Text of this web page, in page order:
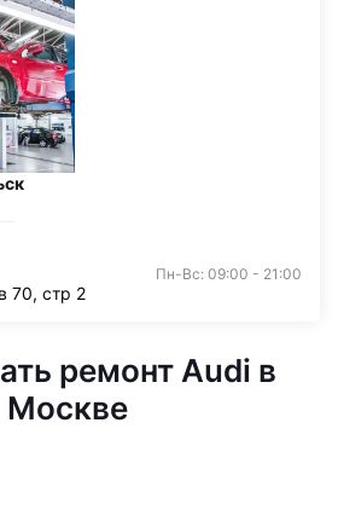
Пн-Вс: 09:00 - 21:00
70, стр 2
ремонт Audi в
Москве